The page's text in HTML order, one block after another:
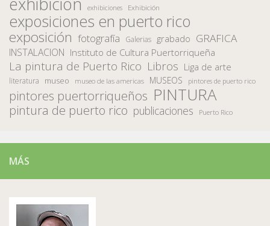
exhibicion exhibiciones Exhibición
exposiciones en puerto rico
exposición fotografía Galerias grabado GRAFICA
INSTALACION Instituto de Cultura Puertorriqueña
La pintura de Puerto Rico Libros Liga de arte
literatura museo museo de las americas MUSEOS pintores de puerto rico
pintores puertorriqueños PINTURA
pintura de puerto rico publicaciones Puerto Rico
MÁS